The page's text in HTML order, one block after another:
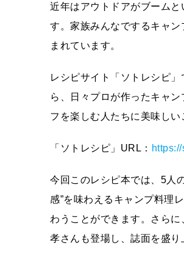
近年はアウトドアがブーム
す。家族みんなでするキャ
まれています。
レシピサイト「ソトレシピ
ら、日々プロが作ったキャ
フを楽しむ人たちに美味しい
「ソトレシピ」URL：
今回このレシピ本では、5人
感”を味わえるキャンプ料理
わうことができます。さら
孝さんも登場し、誌面を盛り